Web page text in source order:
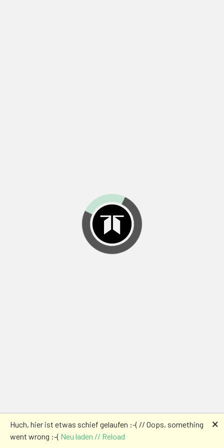
Huch, hier ist etwas schief gelaufen :-( // Oops, something
went wrong :-( Neu laden // Reload
🗙